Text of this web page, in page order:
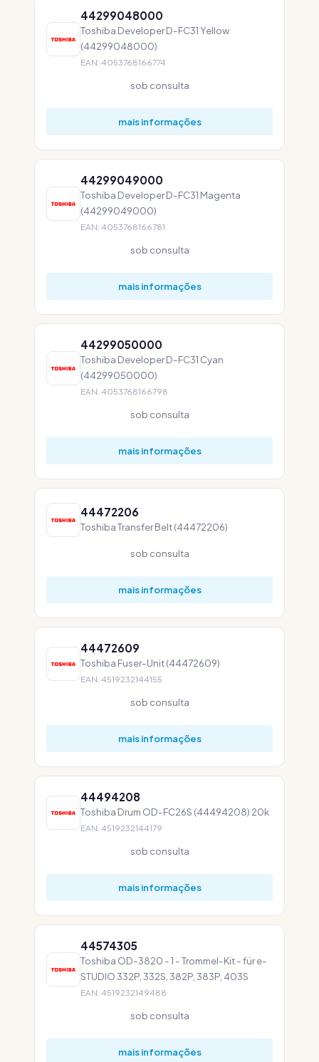
44299048000
Toshiba Developer D-FC31 Yellow
(44299048000)
EAN: 4053768166774
sob consulta
mais informações
44299049000
Toshiba Developer D-FC31 Magenta
(44299049000)
EAN: 4053768166781
sob consulta
mais informações
44299050000
Toshiba Developer D-FC31 Cyan
(44299050000)
EAN: 4053768166798
sob consulta
mais informações
44472206
Toshiba Transfer Belt (44472206)
sob consulta
mais informações
44472609
Toshiba Fuser-Unit (44472609)
EAN: 4519232144155
sob consulta
mais informações
44494208
Toshiba Drum OD-FC26S (44494208) 20k
EAN: 4519232144179
sob consulta
mais informações
44574305
Toshiba OD-3820 - 1 - Trommel-Kit - für e-
STUDIO 332P, 332S, 382P, 383P, 403S
EAN: 4519232149488
sob consulta
mais informações